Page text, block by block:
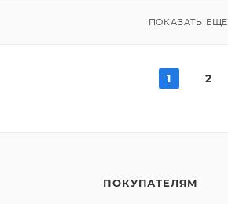
ПОКАЗАТЬ ЕЩЕ
1 2
ПОКУПАТЕЛЯМ